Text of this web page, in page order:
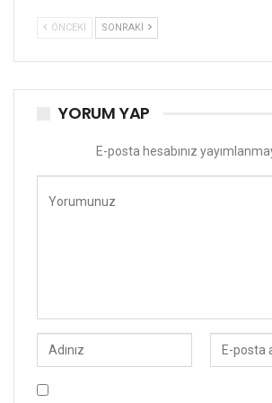
ÖNCEKI SONRAKI
YORUM YAP
E-posta hesabınız